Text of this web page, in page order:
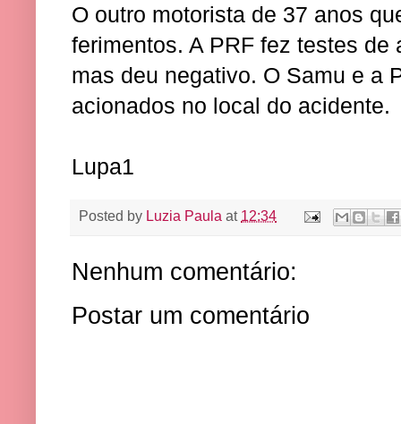
O outro motorista de 37 anos
ferimentos. A PRF fez testes
mas deu negativo. O Samu e a
acionados no local do acidente.
Lupa1
Posted by Luzia Paula at 12:34
Nenhum comentário:
Postar um comentário